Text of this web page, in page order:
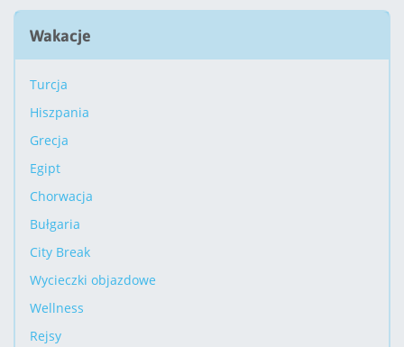
Wakacje
Turcja
Hiszpania
Grecja
Egipt
Chorwacja
Bułgaria
City Break
Wycieczki objazdowe
Wellness
Rejsy